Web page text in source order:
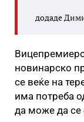
додаде
новинарско
се веќе на
има потреба
да може да се